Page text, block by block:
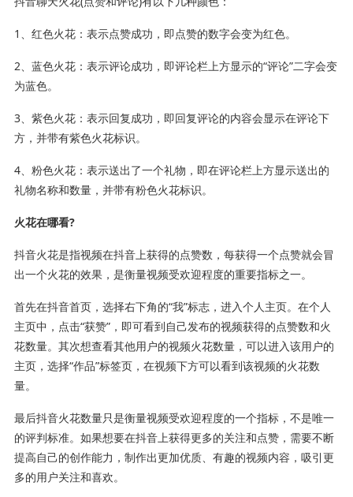
1、红色火花：表示点赞成功，即点赞的数字会变为红色。
2、蓝色火花：表示评论成功，即评论栏上方显示的“评论”二字会变
为蓝色。
3、紫色火花：表示回复成功，即回复评论的内容会显示在评论下
方，并带有紫色火花标识。
4、粉色火花：表示送出了一个礼物，即在评论栏上方显示送出的
礼物名称和数量，并带有粉色火花标识。
火花在哪看?
抖音火花是指视频在抖音上获得的点赞数，每获得一个点赞就会冒
出一个火花的效果，是衡量视频受欢迎程度的重要指标之一。
首先在抖音首页，选择右下角的“我”标志，进入个人主页。在个人
主页中，点击“获赞”，即可看到自己发布的视频获得的点赞数和火
花数量。其次想查看其他用户的视频火花数量，可以进入该用户的
主页，选择“作品”标签页，在视频下方可以看到该视频的火花数
量。
最后抖音火花数量只是衡量视频受欢迎程度的一个指标，不是唯一
的评判标准。如果想要在抖音上获得更多的关注和点赞，需要不断
提高自己的创作能力，制作出更加优质、有趣的视频内容，吸引更
多的用户关注和喜欢。